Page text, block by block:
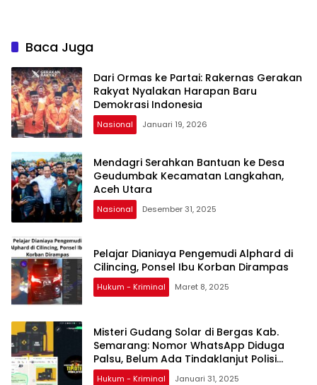
Baca Juga
Dari Ormas ke Partai: Rakernas Gerakan
Rakyat Nyalakan Harapan Baru
Demokrasi Indonesia
Nasional Januari 19, 2026
Mendagri Serahkan Bantuan ke Desa
Geudumbak Kecamatan Langkahan,
Aceh Utara
Nasional Desember 31, 2025
Pelajar Dianiaya Pengemudi Alphard di
Cilincing, Ponsel Ibu Korban Dirampas
Hukum - Kriminal Maret 8, 2025
Misteri Gudang Solar di Bergas Kab.
Semarang: Nomor WhatsApp Diduga
Palsu, Belum Ada Tindaklanjut Polisi
Turun ke TKP
Hukum - Kriminal Januari 31, 2025